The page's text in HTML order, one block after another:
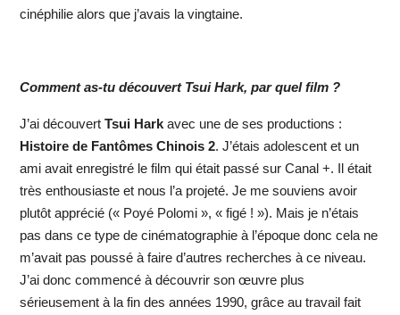
cinéphilie alors que j’avais la vingtaine.
Comment as-tu découvert Tsui Hark, par quel film ?
J’ai découvert Tsui Harkavec une de ses productions :
Histoire de Fantômes Chinois 2. J’étais adolescent et un
ami avait enregistré le film qui était passé sur Canal +. Il était
très enthousiaste et nous l’a projeté. Je me souviens avoir
plutôt apprécié (« Poyé Polomi », « figé ! »). Mais je n’étais
pas dans ce type de cinématographie à l’époque donc cela ne
m’avait pas poussé à faire d’autres recherches à ce niveau.
J’ai donc commencé à découvrir son œuvre plus
sérieusement à la fin des années 1990, grâce au travail fait